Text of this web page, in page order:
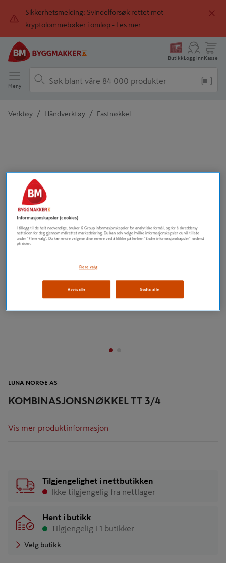
Sikkerhetsmelding: Svindelforsøk rettet mot
kryptolommebøker i omløp -
Les mer
ButikkLogg innKasse
Meny
Verktøy / Håndverktøy / Fastnøkkel
KOMBINASJONSNØKKEL TT 3/4
LUNA NORGE AS
Vis mer produktinformasjon
Tilgjengelighet i nettbutikken
Ikke tilgjengelig fra nettlager
Hent i butikk
Tilgjengelig i 1 butikker
Velg butikk
Informasjonskapsler (cookies)
I tillegg til de helt nødvendige, bruker K Group informasjonskapsler for analytiske formål, og for å skreddersy
nettsiden for deg gjennom målrettet markedsføring. Du kan selv velge hvilke informasjonskapsler du vil tillate
under "Flere valg". Du kan endre valgene dine senere ved å klikke på lenken "Endre informasjonskapsler" nederst
på siden.
Flere valg
Avvis alle Godta alle